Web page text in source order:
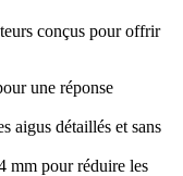
conçus pour offrir
une réponse
aigus détaillés et sans
mm pour réduire les